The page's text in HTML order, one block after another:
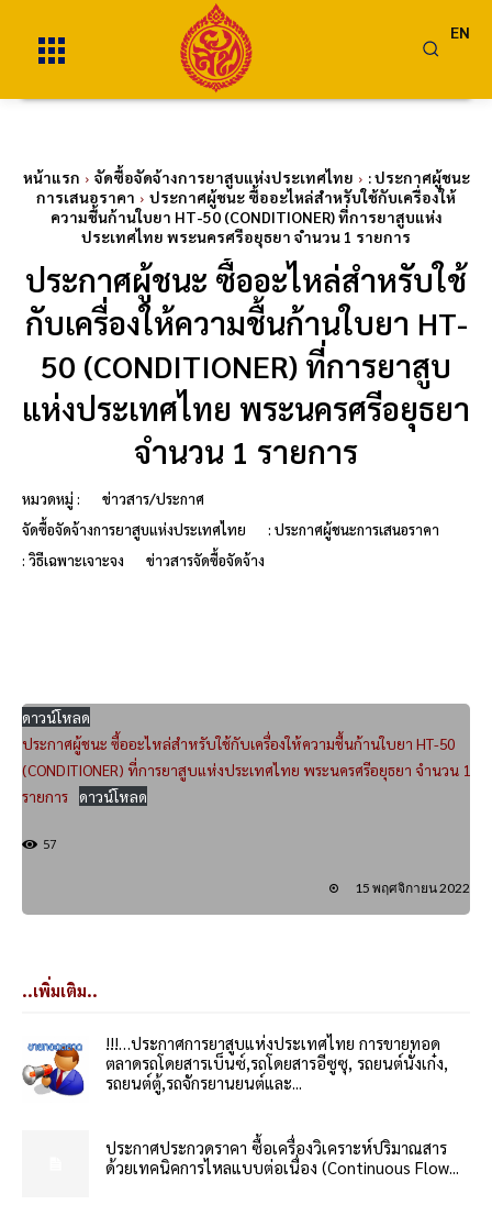
EN
หน้าแรก จัดซื้อจัดจ้างการยาสูบแห่งประเทศไทย
: ประกาศผู้ชนะ
การเสนอราคา
ประกาศผู้ชนะ ซื้ออะไหล่สำหรับใช้กับเครื่องให้
ความชื้นก้านใบยา HT-50 (CONDITIONER) ที่การยาสูบแห่ง
ประเทศไทย พระนครศรีอยุธยา จำนวน 1 รายการ
ประกาศผู้ชนะ ซื้ออะไหล่สำหรับใช้
กับเครื่องให้ความชื้นก้านใบยา HT-
50 (CONDITIONER) ที่การยาสูบ
แห่งประเทศไทย พระนครศรีอยุธยา
จำนวน 1 รายการ
หมวดหมู่ :
ข่าวสาร/ประกาศ
จัดซื้อจัดจ้างการยาสูบแห่งประเทศไทย
: ประกาศผู้ชนะการเสนอราคา
: วิธีเฉพาะเจาะจง
ข่าวสารจัดซื้อจัดจ้าง
ดาวน์โหลด
ประกาศผู้ชนะ ซื้ออะไหล่สำหรับใช้กับเครื่องให้ความชื้นก้านใบยา HT-50
(CONDITIONER) ที่การยาสูบแห่งประเทศไทย พระนครศรีอยุธยา จำนวน 1
รายการ
ดาวน์โหลด
57
15 พฤศจิกายน 2022
..เพิ่มเติม..
!!!…ประกาศการยาสูบแห่งประเทศไทย การขายทอด
ตลาดรถโดยสารเบ็นซ์,รถโดยสารอีซูซุ, รถยนต์นั่งเก๋ง,
รถยนต์ตู้,รถจักรยานยนต์และ...
ประกาศประกวดราคา ซื้อเครื่องวิเคราะห์ปริมาณสาร
ด้วยเทคนิคการไหลแบบต่อเนื่อง (Continuous Flow...